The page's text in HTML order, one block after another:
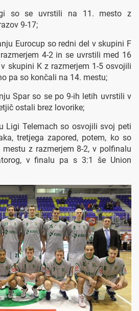
so se uvrstili na 11. mesto z
9-17;
Eurocup so redni del v skupini F
4-2 in se uvrstili med 16
skupini K z razmerjem 1-5 osvojili
pa so končali na 14. mestu;
Spar so se po 9-ih letih uvrstili v
ostali brez lovorike;
Ligi Telemach so osvojili svoj peti
tretjega zapored, potem, ko so
z razmerjem 8-2, v polfinalu
v finalu pa s 3:1 še Union